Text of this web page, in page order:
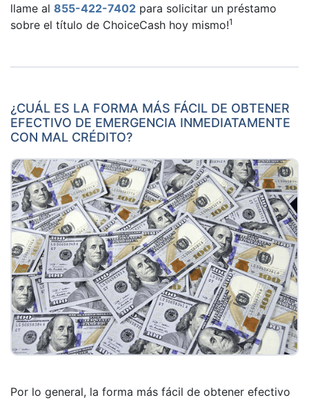
llame al 855-422-7402 para solicitar un préstamo
sobre el título de ChoiceCash hoy mismo!1
¿CUÁL ES LA FORMA MÁS FÁCIL DE OBTENER
EFECTIVO DE EMERGENCIA INMEDIATAMENTE
CON MAL CRÉDITO?
Por lo general, la forma más fácil de obtener efectivo